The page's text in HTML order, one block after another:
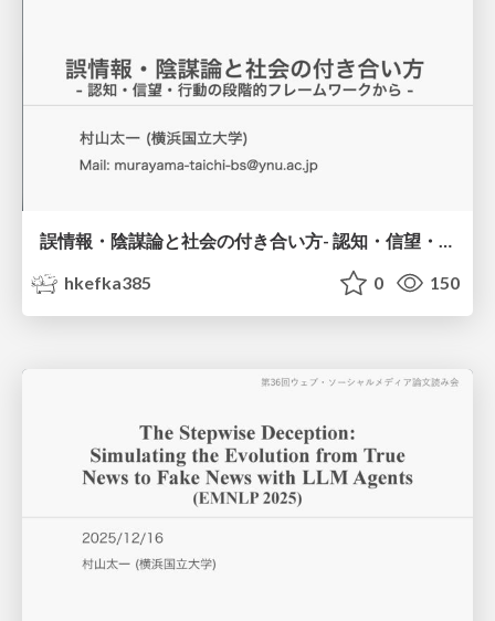
誤情報・陰謀論と社会の付き合い方 - 認知・信望・行動の段階的フレームワークから -
hkefka385
0 150